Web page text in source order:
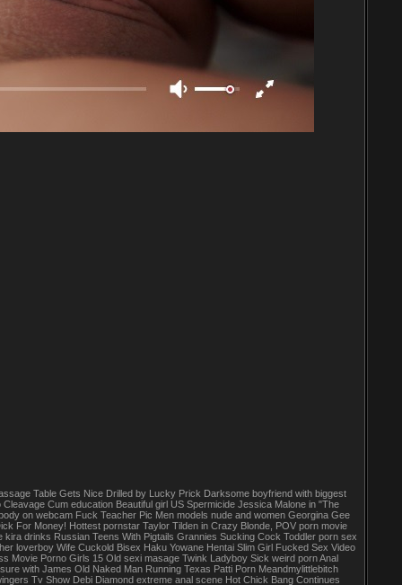
Table Gets Nice Drilled by Lucky Prick Darksome boyfriend with biggest
Cum education Beautiful girl US Spermicide Jessica Malone in "The
on webcam Fuck Teacher Pic Men models nude and women Georgina Gee
For Money! Hottest pornstar Taylor Tilden in Crazy Blonde, POV porn movie
drinks Russian Teens With Pigtails Grannies Sucking Cock Toddler porn sex
loverboy Wife Cuckold Bisex Haku Yowane Hentai Slim Girl Fucked Sex Video
Movie Porno Girls 15 Old sexi masage Twink Ladyboy Sick weird porn Anal
with James Old Naked Man Running Texas Patti Porn Meandmylittlebitch
Tv Show Debi Diamond extreme anal scene Hot Chick Bang Continues